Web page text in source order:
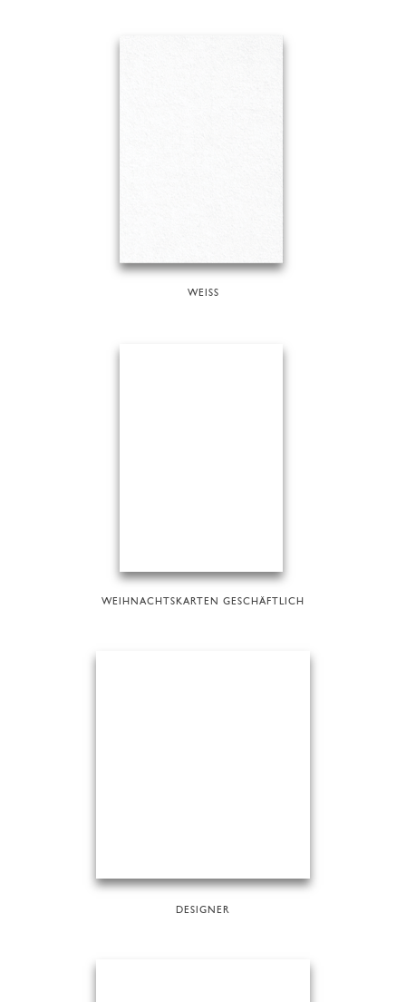
WEISS
WEIHNACHTSKARTEN GESCHÄFTLICH
DESIGNER